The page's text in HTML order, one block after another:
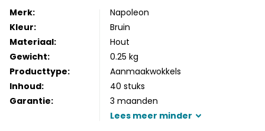
Merk:
Napoleon
Kleur:
Bruin
Materiaal:
Hout
Gewicht:
0.25 kg
Producttype:
Aanmaakwokkels
Inhoud:
40 stuks
Garantie:
3 maanden
Lees meer minder